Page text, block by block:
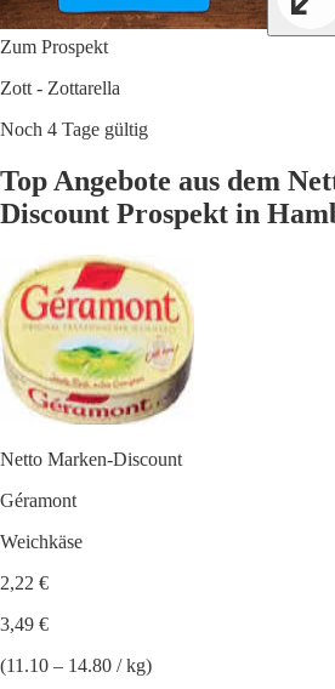
Zum Prospekt
Zott - Zottarella
Noch 4 Tage gültig
Top Angebote aus dem
Discount Prospekt in
Netto Marken-Discount
Géramont
Weichkäse
2,22 €
3,49 €
(11.10 – 14.80 / kg)